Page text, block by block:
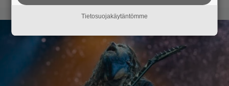
Tietosuojakäytäntömme